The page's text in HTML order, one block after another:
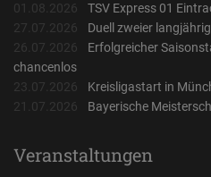
01.08.2026
TSV Express 01
27.07.2026
Duell zweier
26.07.2026
Erfolgreicher
chancenlos
23.07.2026
Kreisligastart in
21.07.2026
Bayerische
Veranstaltungen